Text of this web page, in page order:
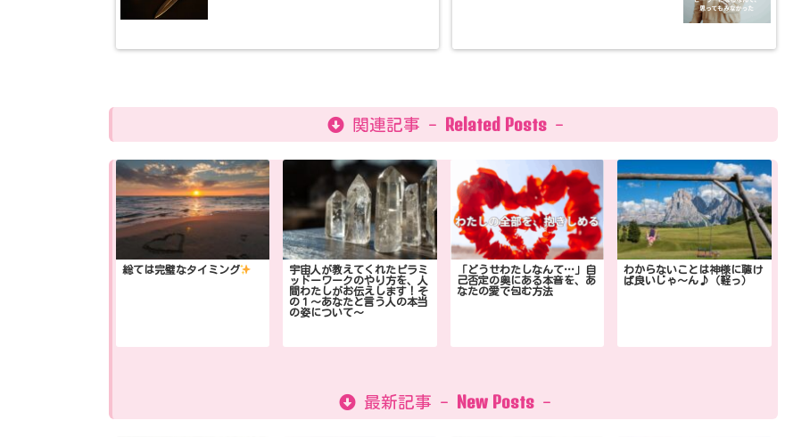
関連記事 - Related Posts-
総ては完璧なタイミング
宇宙人が教えてくれたピラミ
ッドーワークのやり方を、人
間わたしがお伝えします！そ
の１〜あなたと言う人の本当
の姿について〜
「どうせわたしなんて…」自
己否定の奥にある本音を、あ
なたの愛で包む方法
わからないことは神様に聴け
ば良いじゃ〜ん♪（軽っ）
最新記事 - New Posts -